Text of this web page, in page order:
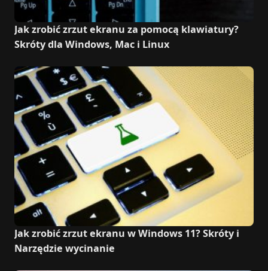
Jak zrobić zrzut ekranu za pomocą klawiatury?
Skróty dla Windows, Mac i Linux
Jak zrobić zrzut ekranu w Windows 11? Skróty i
Narzędzie wycinanie